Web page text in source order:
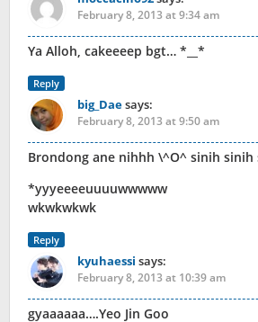
February 8, 2013 at 9:34 am
Ya Alloh, cakeeeep bgt… *__*
Reply
big_Daesays:
February 8, 2013 at 9:50 am
Brondong ane nihhh \^O^ sinih sinih
*yyyeeeeuuuuwwwww
wkwkwkwk
Reply
kyuhaessi says:
February 8, 2013 at 10:39 am
gyaaaaaa….Yeo Jin Goo